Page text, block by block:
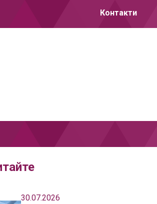
Контакти
30.07.2026